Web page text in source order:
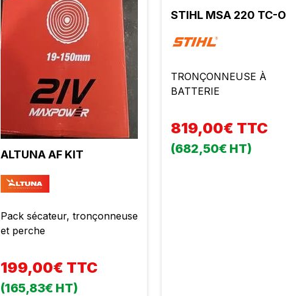
ALTUNA AF KIT
Pack sécateur, tronçonneuse
et perche
199,00€ TTC
(165,83€ HT)
STIHL MSA 220 TC-O
TRONÇONNEUSE À
BATTERIE
819,00€ TTC
(682,50€ HT)